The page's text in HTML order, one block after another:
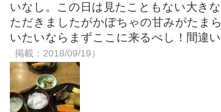
いなし。この日は見たこともない大き
ただきましたがかぼちゃの甘みがたま
いたいならまずここに来るべし！間違
掲載：2018/09/19）